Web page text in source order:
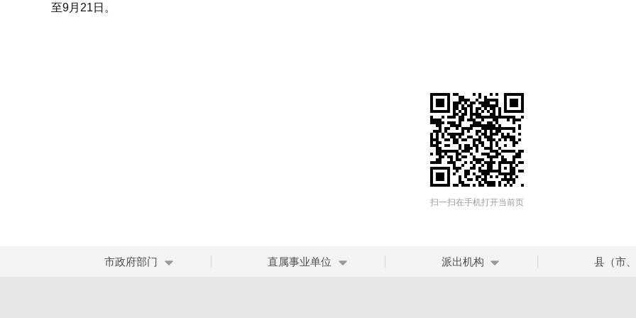
至9月21日。
扫一扫在手机打开当前页
市政府部门 直属事业单位 派出机构 县（市